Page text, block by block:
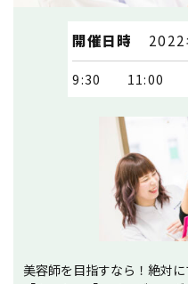
開催日時
9:30 11:00
美容師を目指すなら！絶対に